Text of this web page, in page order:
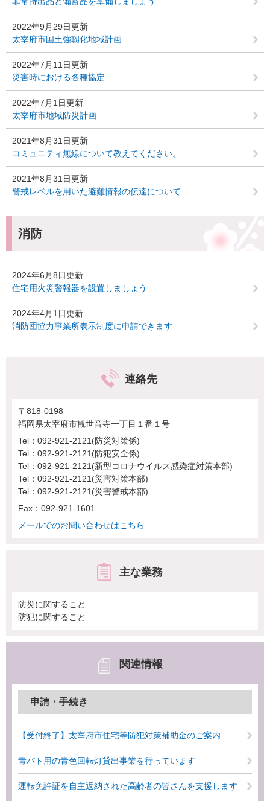
2022年9月29日更新
太宰府市国土強靱化地域計画
2022年7月11日更新
災害時における各種協定
2022年7月1日更新
太宰府市地域防災計画
2021年8月31日更新
コミュニティ無線について教えてください。
2021年8月31日更新
警戒レベルを用いた避難情報の伝達について
消防
2024年6月8日更新
住宅用火災警報器を設置しましょう
2024年4月1日更新
消防団協力事業所表示制度に申請できます
連絡先
〒818-0198
福岡県太宰府市観世音寺一丁目１番１号
Tel：092-921-2121 防災対策係
Tel：092-921-2121 防犯安全係
Tel：092-921-2121 新型コロナウイルス感染症対策本部
Tel：092-921-2121 災害対策本部
Tel：092-921-2121 災害警戒本部
Fax：092-921-1601
メールでのお問い合わせはこちら
主な業務
防災に関すること
防犯に関すること
関連情報
申請・手続き
【受付終了】太宰府市住宅等防犯対策補助金のご案内
青パト用の青色回転灯貸出事業を行っています
運転免許証を自主返納された高齢者の皆さんを支援します